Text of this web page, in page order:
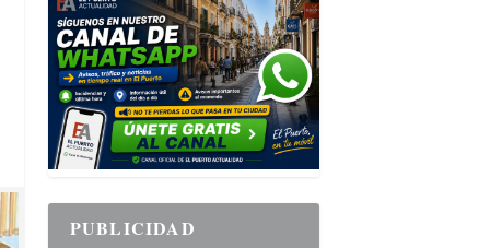
PUBLICIDAD